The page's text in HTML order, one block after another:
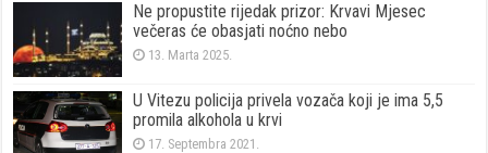
Ne propustite rijedak prizor: Krvavi Mjesec
večeras će obasjati noćno nebo
13. Marta 2025.
U Vitezu policija privela vozača koji je ima 5,5
promila alkohola u krvi
17. Septembra 2021.